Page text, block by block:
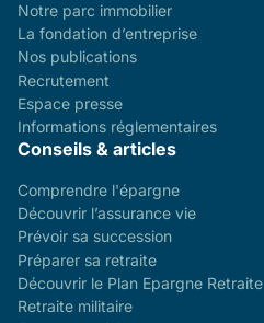
Notre parc immobilier
La fondation d’entreprise
Nos publications
Recrutement
Espace presse
Informations réglementaires
Conseils & articles
Comprendre l'épargne
Découvrir l’assurance vie
Prévoir sa succession
Préparer sa retraite
Découvrir le Plan Epargne Retraite
Retraite militaire